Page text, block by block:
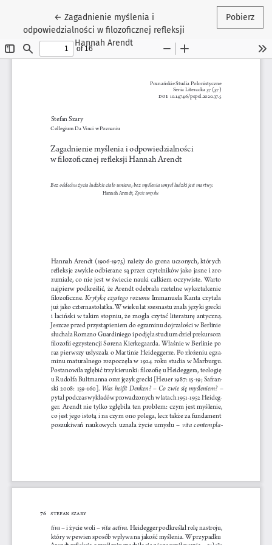
← Wróć do szczegółów artykułu
Zagadnienie myślenia i
odpowiedzialności w filozoficznej refleksji
Hannah Arendt
Pobierz